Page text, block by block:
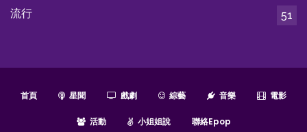
流行
51
首頁 星聞 戲劇 綜藝 音樂 電影
活動 小姐姐說 聯絡epop